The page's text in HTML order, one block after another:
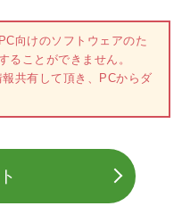
向けのソフトウェアのた
ることができません。
共有して頂き、PCからダ